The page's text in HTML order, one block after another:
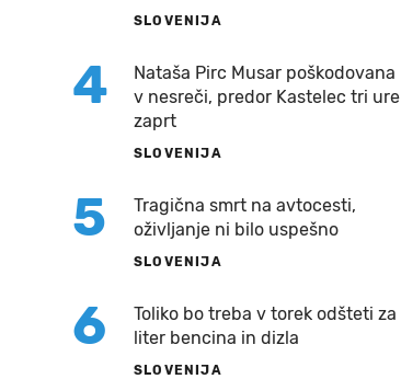
SLOVENIJA
4
Nataša Pirc Musar poškodovana
v nesreči, predor Kastelec tri ure
zaprt
SLOVENIJA
5
Tragična smrt na avtocesti,
oživljanje ni bilo uspešno
SLOVENIJA
6
Toliko bo treba v torek odšteti za
liter bencina in dizla
SLOVENIJA